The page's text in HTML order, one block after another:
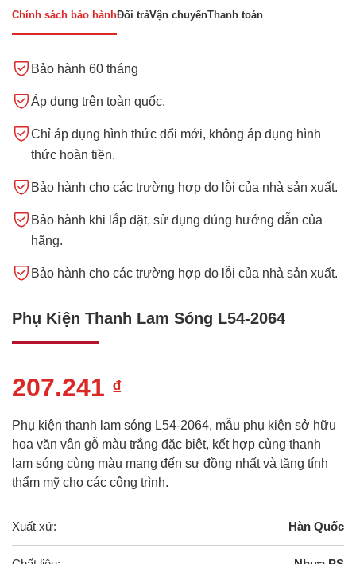
Chính sách bảo hànhĐổi trảVận chuyểnThanh toán
Bảo hành 60 tháng
Áp dụng trên toàn quốc.
Chỉ áp dụng hình thức đổi mới, không áp dụng hình
thức hoàn tiền.
Bảo hành cho các trường hợp do lỗi của nhà sản xuất.
Bảo hành khi lắp đặt, sử dụng đúng hướng dẫn của
hãng.
Bảo hành cho các trường hợp do lỗi của nhà sản xuất.
Phụ Kiện Thanh Lam Sóng L54-2064
207.241 ₫
Phụ kiện thanh lam sóng L54-2064, mẫu phụ kiện sở hữu
hoa văn vân gỗ màu trắng đặc biệt, kết hợp cùng thanh
lam sóng cùng màu mang đến sự đồng nhất và tăng tính
thẩm mỹ cho các công trình.
Xuất xứ: Hàn Quốc